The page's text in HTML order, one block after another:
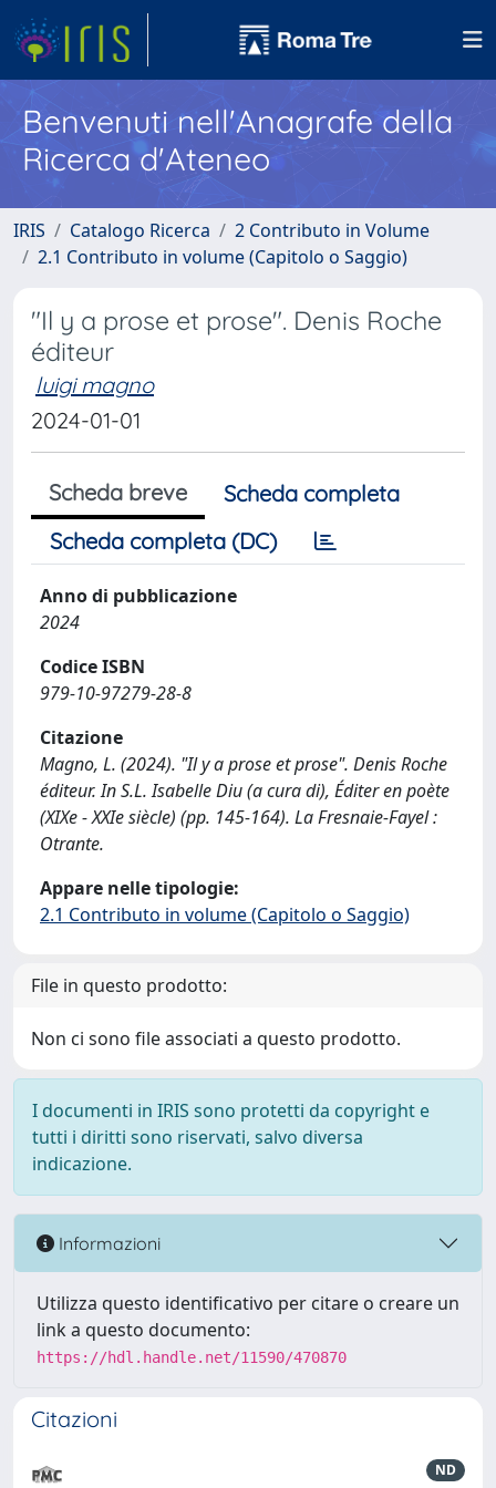
Benvenuti nell'Anagrafe della
Ricerca d'Ateneo
IRIS Catalogo Ricerca
2 Contributo in Volume
2.1 Contributo in volume (Capitolo o Saggio)
"Il y a prose et prose". Denis Roche
éditeur
luigi magno
2024-01-01
Scheda breve
Scheda completa
Scheda completa (DC)
Anno di pubblicazione
2024
Codice ISBN
979-10-97279-28-8
Citazione
Magno, L. (2024). "Il y a prose et prose". Denis Roche
éditeur. In S.L. Isabelle Diu (a cura di), Éditer en poète
(XIXe - XXIe siècle) (pp. 145-164). La Fresnaie-Fayel :
Otrante.
Appare nelle tipologie:
2.1 Contributo in volume (Capitolo o Saggio)
File in questo prodotto:
Non ci sono file associati a questo prodotto.
I documenti in IRIS sono protetti da copyright e
tutti i diritti sono riservati, salvo diversa
indicazione.
Informazioni
Utilizza questo identificativo per citare o creare un
link a questo documento:
https://hdl.handle.net/11590/470870
Citazioni
ND